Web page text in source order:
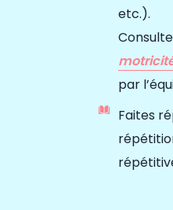
etc.).
par
Faites